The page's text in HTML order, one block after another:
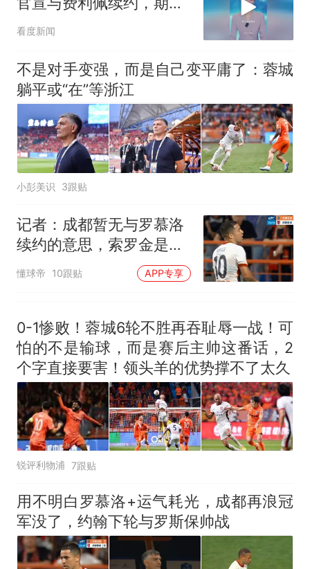
佛山一中学招聘物理教师，笔
已叫停招聘，成立调查组全面
核查
热
十多万人报名的考试，成绩
全部作废，公平么？
明天客场获胜
看度新闻
不是对手变强，而是自己变平庸了：蓉城
躺平或“在”等浙江
小彭美识 3跟贴
记者：成都暂无与罗慕洛
续约的意思，索罗金是中
超薪水最高的中卫
懂球帝 10跟贴 APP专享
0-1惨败！蓉城6轮不胜再吞耻辱一战！可
怕的不是输球，而是赛后主帅这番话，2
个字直接要害！领头羊的优势撑不了太久
锐评利物浦 7跟贴
用不明白罗慕洛+运气耗光，成都再浪冠
军没了，约翰下轮与罗斯保帅战